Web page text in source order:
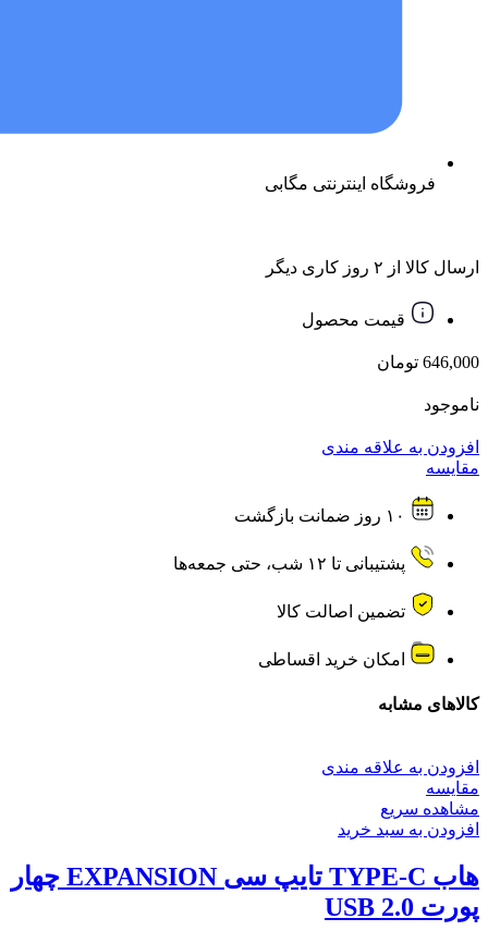
فروشگاه اینترنتی مگابی
ارسال کالا از ۲ روز کاری دیگر
قیمت محصول
646,000 تومان
ناموجود
افزودن به علاقه مندی
مقایسه
۱۰ روز ضمانت بازگشت
پشتیبانی تا ۱۲ شب، حتی جمعه‌ها
تضمین اصالت کالا
امکان خرید اقساطی
کالاهای مشابه
افزودن به علاقه مندی
مقایسه
مشاهده سریع
افزودن به سبد خرید
هاب TYPE-C تایپ سی EXPANSION چهار
پورت USB 2.0